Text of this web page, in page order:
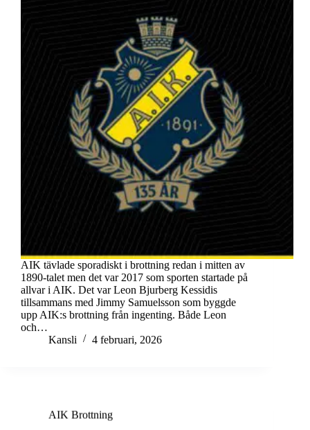
AIK tävlade sporadiskt i brottning redan i mitten av
1890-talet men det var 2017 som sporten startade på
allvar i AIK. Det var Leon Bjurberg Kessidis
tillsammans med Jimmy Samuelsson som byggde
upp AIK:s brottning från ingenting. Både Leon
och…
Kansli
4 februari, 2026
AIK Brottning